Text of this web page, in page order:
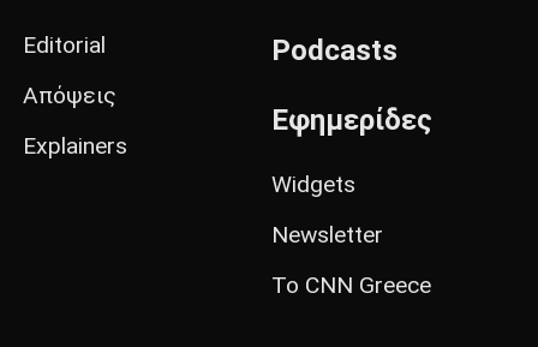
Editorial
Απόψεις
Explainers
Podcasts
Εφημερίδες
Widgets
Newsletter
Το CNN Greece